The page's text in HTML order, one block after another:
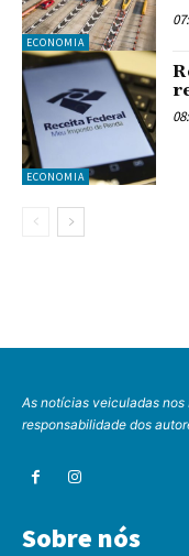
ECONOMIA
ECONOMIA
As notícias veiculadas nos
responsabilidade dos
Sobre nós